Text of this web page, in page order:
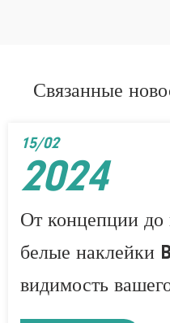
Связанные
От концепции до
белые наклейки
видимость
15/02
2024